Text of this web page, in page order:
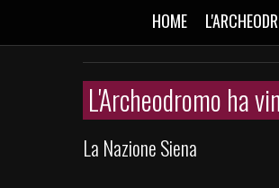
HOME
L'Archeodromo ha
La Nazione Siena